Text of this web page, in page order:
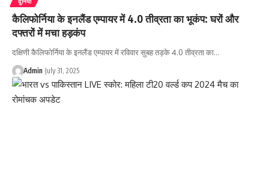
कैलिफोर्निया के इनलैंड एम्पायर में 4.0 तीव्रता का भूकंप: घरों और
दफ्तरों में मचा हड़कंप
दक्षिणी कैलिफोर्निया के इनलैंड एम्पायर में रविवार सुबह तड़के 4.0 तीव्रता का…
Admin July 31, 2025